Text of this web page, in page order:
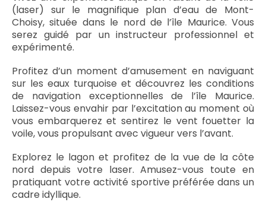
(laser) sur le magnifique plan d’eau de Mont-
Choisy, située dans le nord de l’île Maurice. Vous
serez guidé par un instructeur professionnel et
expérimenté.
Profitez d’un moment d’amusement en naviguant
sur les eaux turquoise et découvrez les conditions
de navigation exceptionnelles de l’île Maurice.
Laissez-vous envahir par l’excitation au moment où
vous embarquerez et sentirez le vent fouetter la
voile, vous propulsant avec vigueur vers l’avant.
Explorez le lagon et profitez de la vue de la côte
nord depuis votre laser. Amusez-vous toute en
pratiquant votre activité sportive préférée dans un
cadre idyllique.